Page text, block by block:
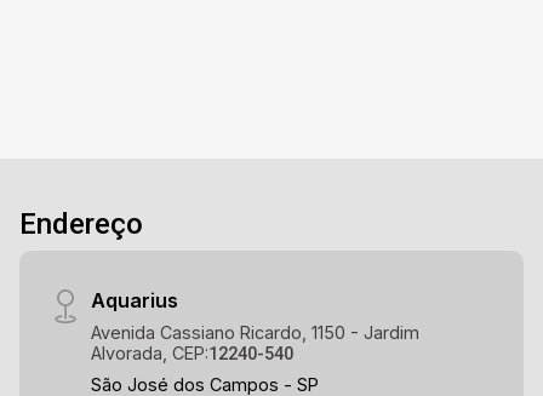
Endereço
Aquarius
Avenida Cassiano Ricardo, 1150 - Jardim
Alvorada, CEP:12240-540
São José dos Campos - SP